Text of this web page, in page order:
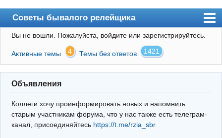
Советы бывалого релейщика
Форум
Правила
Поиск
Регистрация
Архив
Вы не вошли. Пожалуйста, войдите или зарегистрируйтесь.
Активные темы 4 Темы без ответов 1421
Объявления
Коллеги хочу проинформировать новых и напомнить
старым участникам форума, что у нас также есть телеграм-
канал, присоединяйтесь https://t.me/rzia_sbr